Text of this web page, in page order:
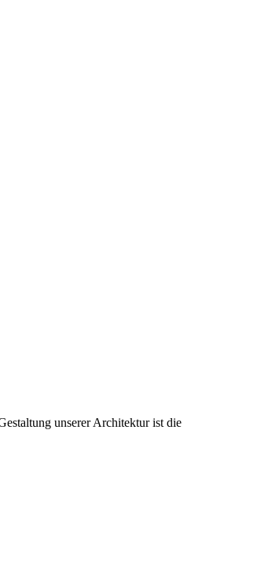
unserer Architektur ist die